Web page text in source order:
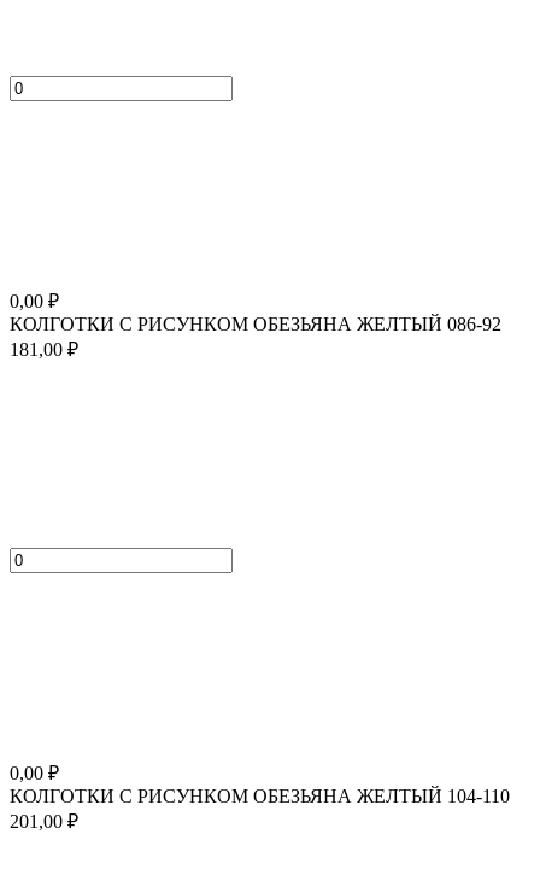
0,00 ₽
КОЛГОТКИ С РИСУНКОМ ОБЕЗЬЯНА ЖЕЛТЫЙ 086-92
181,00 ₽
0,00 ₽
КОЛГОТКИ С РИСУНКОМ ОБЕЗЬЯНА ЖЕЛТЫЙ 104-110
201,00 ₽